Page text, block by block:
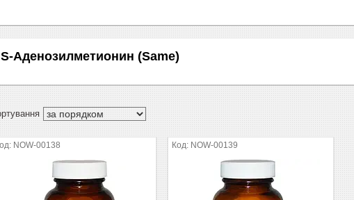
S-Аденозилметионин (Same)
NOW-00138 NOW-00139